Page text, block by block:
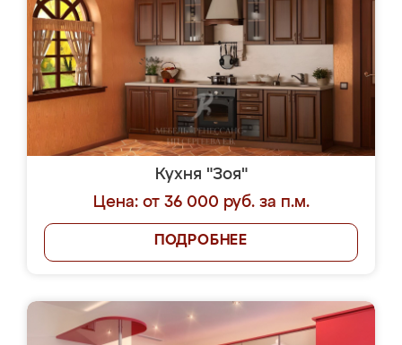
Кухня "Зоя"
Цена: от 36 000 руб. за п.м.
ПОДРОБНЕЕ